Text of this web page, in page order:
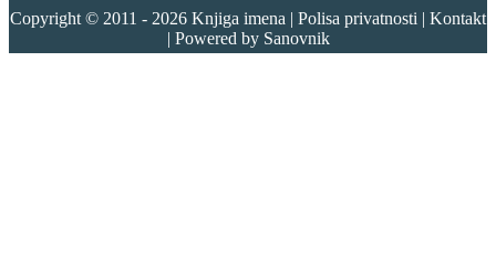
Copyright © 2011 - 2026 Knjiga imena | Polisa privatnosti | Kontakt
| Powered by Sanovnik